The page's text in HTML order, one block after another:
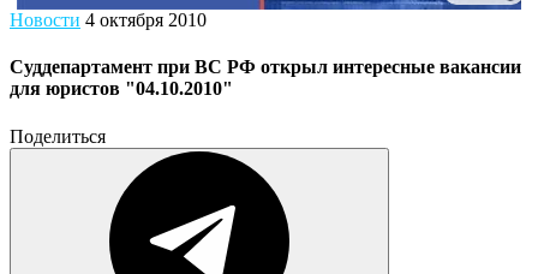
Новости 4 октября 2010
Суддепартамент при ВС РФ открыл интересные вакансии
для юристов "04.10.2010"
Поделиться